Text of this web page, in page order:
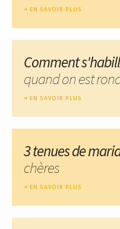
EN SAVOIR PLUS
Comment
quand on est
EN SAVOIR PLUS
3 tenues de
chères
EN SAVOIR PLUS